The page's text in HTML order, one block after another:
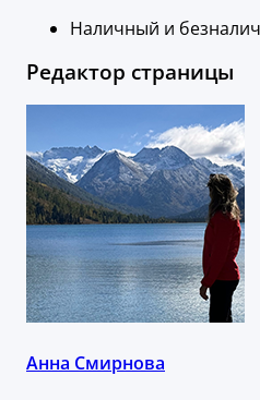
Наличный и
Редактор страницы
Анна Смирнова